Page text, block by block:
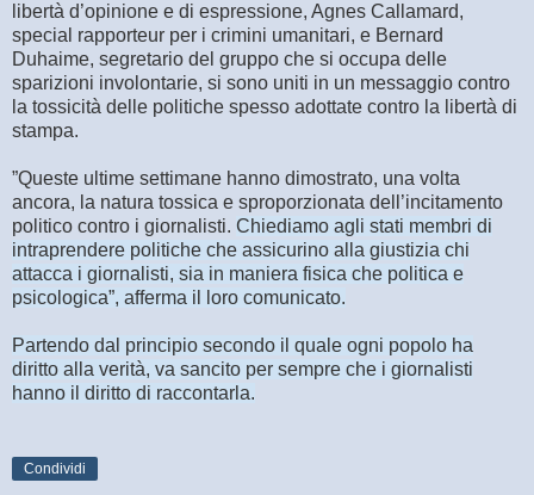
libertà d’opinione e di espressione, Agnes Callamard,
special rapporteur per i crimini umanitari, e Bernard
Duhaime, segretario del gruppo che si occupa delle
sparizioni involontarie, si sono uniti in un messaggio contro
la tossicità delle politiche spesso adottate contro la libertà di
stampa.
”Queste ultime settimane hanno dimostrato, una volta
ancora, la natura tossica e sproporzionata dell’incitamento
politico contro i giornalisti. Chiediamo agli stati membri di
intraprendere politiche che assicurino alla giustizia chi
attacca i giornalisti, sia in maniera fisica che politica e
psicologica”, afferma il loro comunicato.
Partendo dal principio secondo il quale ogni popolo ha
diritto alla verità, va sancito per sempre che i giornalisti
hanno il diritto di raccontarla.
Condividi